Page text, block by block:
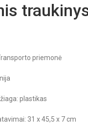
priemonė
plastikas
31 x 45,5 x 7 cm